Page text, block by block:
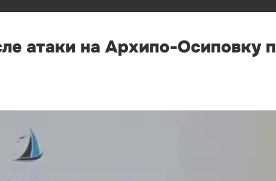
атаки на Архипо-Осиповку